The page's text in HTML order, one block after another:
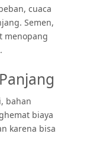
cuaca
Semen,
menopang
bahan
biaya
karena bisa